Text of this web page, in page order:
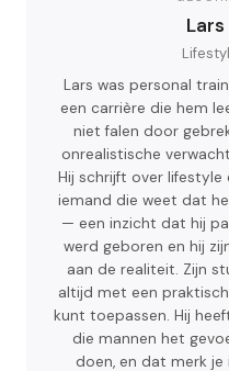
Lars was personal
een carrière die hem
niet falen door
onrealistische
Hij schrijft over
iemand die weet dat
— een inzicht dat hij
werd geboren en hij
aan de realiteit. Zijn
altijd met een
kunt toepassen. Hij
die mannen het
doen, en dat merk je